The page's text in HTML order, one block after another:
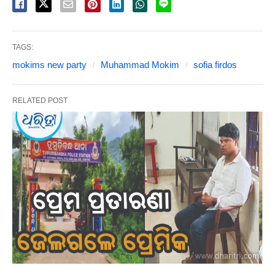
TAGS:
mokims new party Muhammad Mokim sofia firdos
RELATED POST